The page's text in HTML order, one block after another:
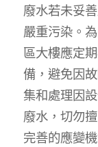
廢水若未妥
嚴重污染。
區大樓應定
備，避免因
集和處理因
廢水，切勿
完善的應變